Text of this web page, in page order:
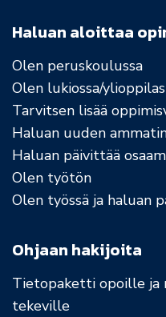
Haluan aloittaa
Olen peruskoulussa
Olen lukiossa/ylioppilas
Tarvitsen lisää
Haluan uuden
Haluan päivittää
Olen työtön
Olen työssä ja haluan
Ohjaan hakijoita
Tietopaketti opoille ja
tekeville